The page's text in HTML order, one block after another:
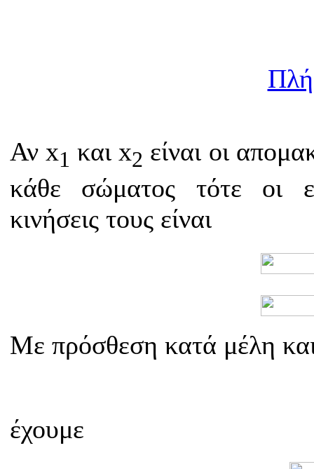
Αν x1 και x2 είναι οι
κάθε σώματος τότε οι
κινήσεις τους είναι
Με πρόσθεση κατά μέλη
έχουμε